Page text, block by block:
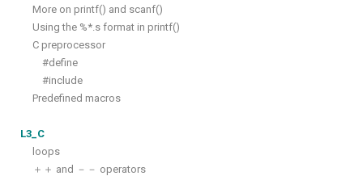
More on printf() and scanf()
Using the %*.s format in printf()
C preprocessor
#define
#include
Predefined macros
L3_C
loops
＋＋ and －－ operators